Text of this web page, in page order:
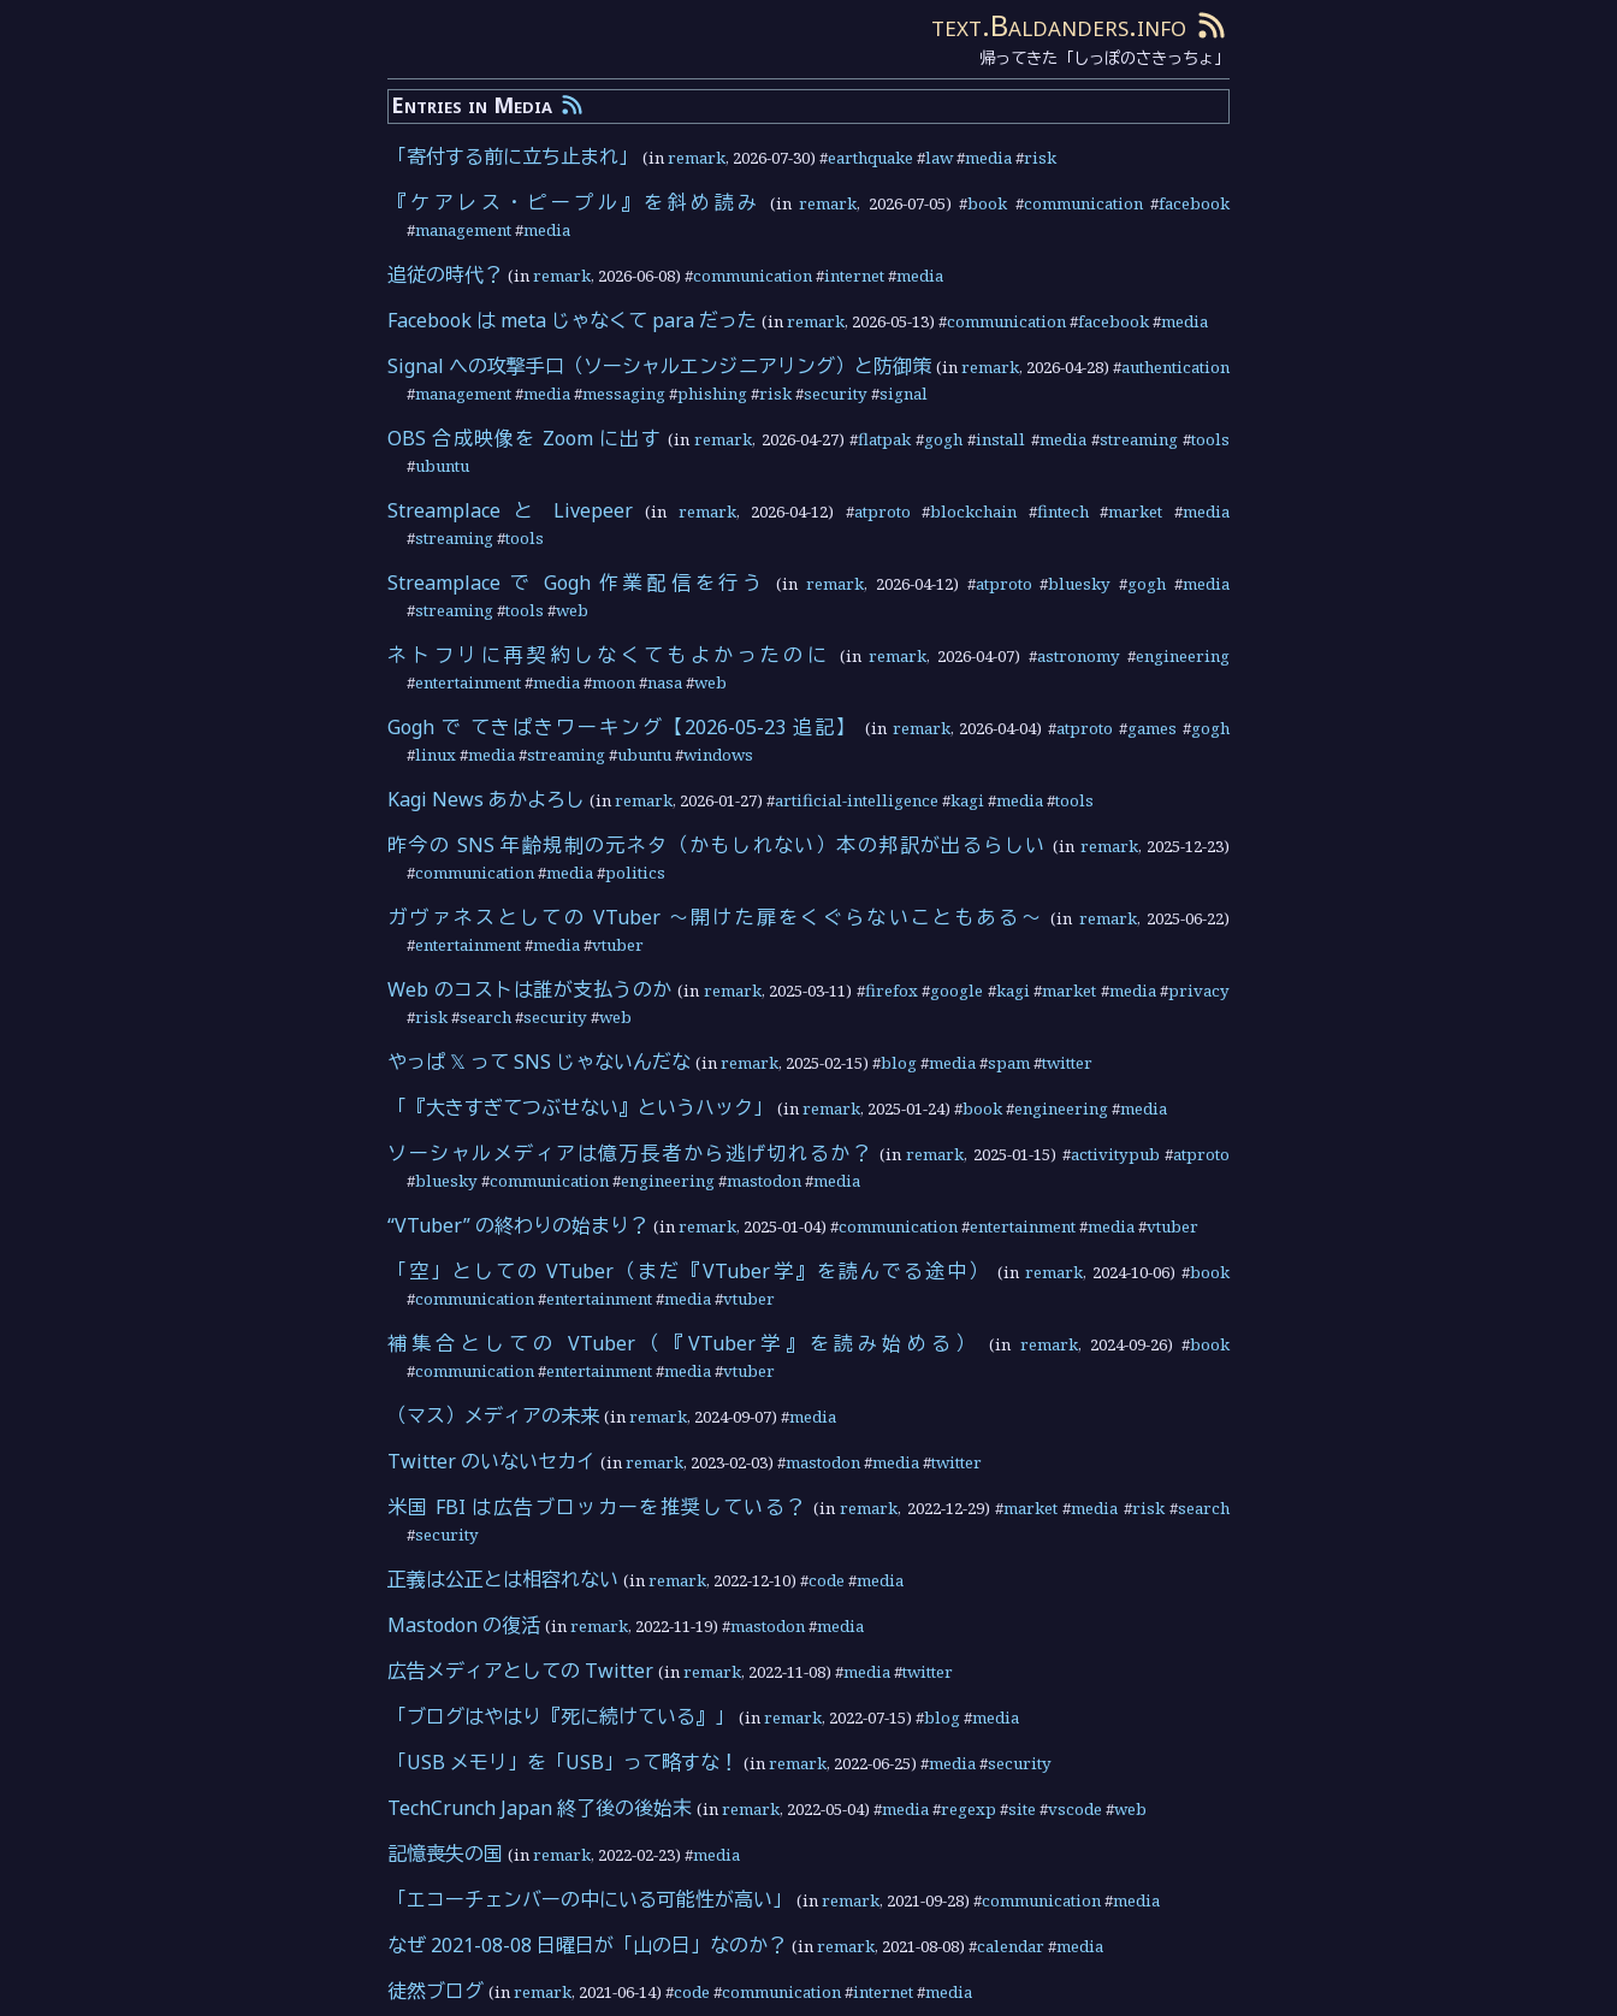
text.Baldanders.info
帰ってきた「しっぽのさきっちょ」
Entries in Media
「寄付する前に立ち止まれ」 (inremark, 2026-07-30) #earthquake #law#media#risk
『ケアレス・ピープル』を斜め読み (inremark, 2026-07-05) #book#communication#facebook
#management#media
追従の時代？ (inremark, 2026-06-08) #communication#internet#media
Facebook は meta じゃなくて para だった (inremark, 2026-05-13) #communication#facebook#media
Signal への攻撃手口（ソーシャルエンジニアリング）と防御策 (inremark, 2026-04-28) #authentication
#management#media#messaging#phishing#risk#security#signal
OBS 合成映像を Zoom に出す (inremark, 2026-04-27) #flatpak#gogh #install #media#streaming#tools
#ubuntu
Streamplace と Livepeer (in remark, 2026-04-12) #atproto #blockchain #fintech#market #media
#streaming#tools
Streamplace で Gogh 作業配信を行う (in remark, 2026-04-12) #atproto #bluesky #gogh #media
#streaming#tools #web
ネトフリに再契約しなくてもよかったのに (in remark, 2026-04-07) #astronomy#engineering
#entertainment#media#moon#nasa#web
Gogh で てきぱきワーキング【2026-05-23 追記】 (in remark, 2026-04-04) #atproto #games #gogh
#linux#media#streaming#ubuntu#windows
Kagi News あかよろし (inremark, 2026-01-27) #artificial-intelligence #kagi#media#tools
昨今の SNS 年齢規制の元ネタ（かもしれない）本の邦訳が出るらしい (in remark, 2025-12-23)
#communication#media#politics
ガヴァネスとしての VTuber 〜開けた扉をくぐらないこともある〜 (in remark, 2025-06-22)
#entertainment#media#vtuber
Web のコストは誰が支払うのか (in remark, 2025-03-11) #firefox#google #kagi#market #media#privacy
#risk#search#security#web
やっぱ 𝕏 って SNS じゃないんだな (inremark, 2025-02-15) #blog#media#spam#twitter
「『大きすぎてつぶせない』というハック」 (inremark, 2025-01-24) #book#engineering#media
ソーシャルメディアは億万長者から逃げ切れるか？ (inremark, 2025-01-15) #activitypub #atproto
#bluesky#communication#engineering#mastodon#media
“VTuber” の終わりの始まり？ (inremark, 2025-01-04) #communication#entertainment#media#vtuber
「空」としての VTuber（まだ『VTuber学』を読んでる途中） (in remark, 2024-10-06) #book
#communication#entertainment#media#vtuber
補集合としての VTuber（『VTuber学』を読み始める） (in remark, 2024-09-26) #book
#communication#entertainment#media#vtuber
（マス）メディアの未来 (inremark, 2024-09-07) #media
Twitter のいないセカイ (inremark, 2023-02-03) #mastodon#media#twitter
米国 FBI は広告ブロッカーを推奨している？ (inremark, 2022-12-29) #market#media #risk#search
#security
正義は公正とは相容れない (inremark, 2022-12-10) #code #media
Mastodon の復活 (inremark, 2022-11-19) #mastodon#media
広告メディアとしての Twitter (inremark, 2022-11-08) #media#twitter
「ブログはやはり『死に続けている』」 (inremark, 2022-07-15) #blog#media
「USB メモリ」を「USB」って略すな！ (inremark, 2022-06-25) #media#security
TechCrunch Japan 終了後の後始末 (inremark, 2022-05-04) #media#regexp #site #vscode #web
記憶喪失の国 (inremark, 2022-02-23) #media
「エコーチェンバーの中にいる可能性が高い」 (inremark, 2021-09-28) #communication#media
なぜ 2021-08-08 日曜日が「山の日」なのか？ (inremark, 2021-08-08) #calendar#media
徒然ブログ (inremark, 2021-06-14) #code #communication#internet#media